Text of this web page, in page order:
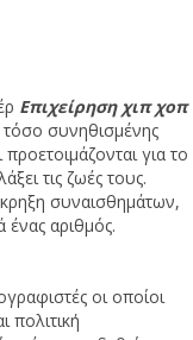
Ν
Ξ Ο
Επιχείρηση χιπ χοπ
τόσο συνηθισμένης
για το
τις ζωές τους.
συναισθημάτων,
ένας αριθμός.
οι οποίοι
πολιτική